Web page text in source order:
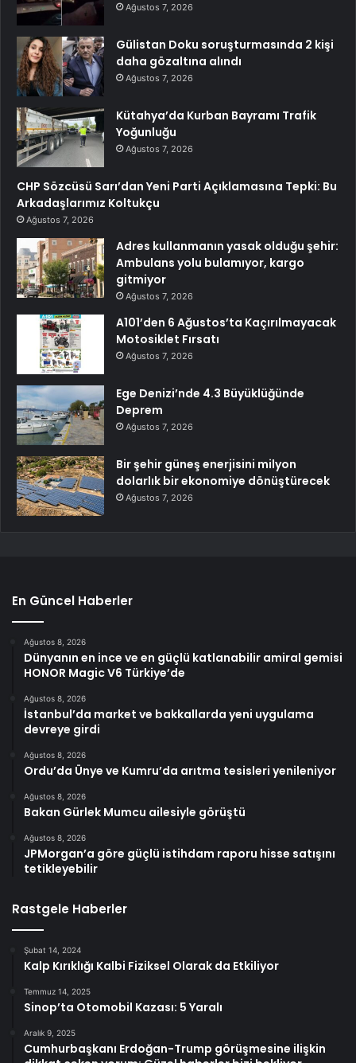
Ağustos 7, 2026
Gülistan Doku soruşturmasında 2 kişi
daha gözaltına alındı
Ağustos 7, 2026
Kütahya’da Kurban Bayramı Trafik
Yoğunluğu
Ağustos 7, 2026
CHP Sözcüsü Sarı’dan Yeni Parti Açıklamasına Tepki: Bu
Arkadaşlarımız Koltukçu
Ağustos 7, 2026
Adres kullanmanın yasak olduğu şehir:
Ambulans yolu bulamıyor, kargo
gitmiyor
Ağustos 7, 2026
A101’den 6 Ağustos’ta Kaçırılmayacak
Motosiklet Fırsatı
Ağustos 7, 2026
Ege Denizi’nde 4.3 Büyüklüğünde
Deprem
Ağustos 7, 2026
Bir şehir güneş enerjisini milyon
dolarlık bir ekonomiye dönüştürecek
Ağustos 7, 2026
En Güncel Haberler
Ağustos 8, 2026
Dünyanın en ince ve en güçlü katlanabilir amiral gemisi
HONOR Magic V6 Türkiye’de
Ağustos 8, 2026
İstanbul’da market ve bakkallarda yeni uygulama
devreye girdi
Ağustos 8, 2026
Ordu’da Ünye ve Kumru’da arıtma tesisleri yenileniyor
Ağustos 8, 2026
Bakan Gürlek Mumcu ailesiyle görüştü
Ağustos 8, 2026
JPMorgan’a göre güçlü istihdam raporu hisse satışını
tetikleyebilir
Rastgele Haberler
Şubat 14, 2024
Kalp Kırıklığı Kalbi Fiziksel Olarak da Etkiliyor
Temmuz 14, 2025
Sinop’ta Otomobil Kazası: 5 Yaralı
Aralık 9, 2025
Cumhurbaşkanı Erdoğan-Trump görüşmesine ilişkin